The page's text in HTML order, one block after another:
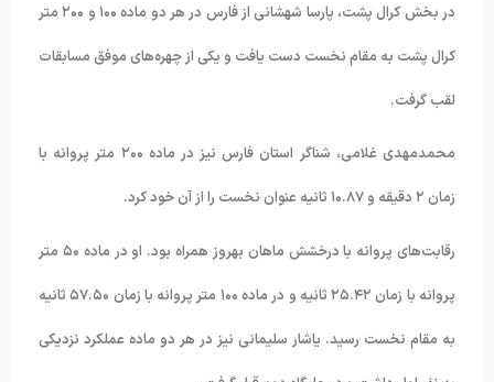
در بخش کرال پشت، پارسا شهشانی از فارس در هر دو ماده ۱۰۰ و ۲۰۰ متر
کرال پشت به مقام نخست دست یافت و یکی از چهره‌های موفق مسابقات
لقب گرفت.
محمدمهدی غلامی، شناگر استان فارس نیز در ماده ۲۰۰ متر پروانه با
زمان ۲ دقیقه و ۱۰.۸۷ ثانیه عنوان نخست را از آن خود کرد.
رقابت‌های پروانه با درخشش ماهان بهروز همراه بود. او در ماده ۵۰ متر
پروانه با زمان ۲۵.۴۲ ثانیه و در ماده ۱۰۰ متر پروانه با زمان ۵۷.۵۰ ثانیه
به مقام نخست رسید. یاشار سلیمانی‌ نیز در هر دو ماده عملکرد نزدیکی